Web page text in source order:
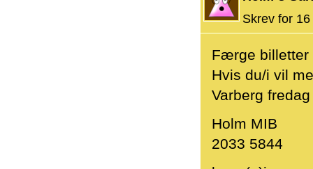
Skrev for
Færge billetter
Hvis du/i vil
Varberg
Holm MIB
2033 5844